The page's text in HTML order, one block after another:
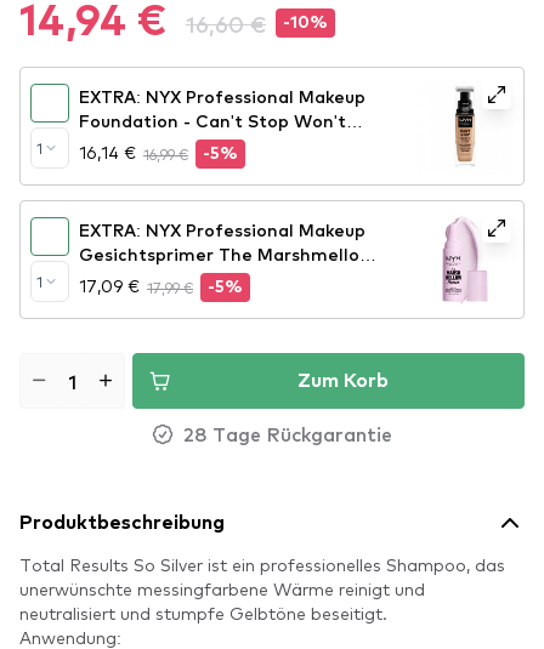
14,94 € 16,60 € -10%
1
EXTRA: NYX Professional Makeup
Foundation - Can't Stop Won't
Stop Full Coverage Foundation -
True Beige (CSWSF08)
16,14 € 16,99 € -5%
1
EXTRA: NYX Professional Makeup
Gesichtsprimer The Marshmellow
Smoothing Primer
17,09 € 17,99 € -5%
Zum Korb
28 Tage Rückgarantie
Produktbeschreibung
Total Results So Silver ist ein professionelles Shampoo, das
unerwünschte messingfarbene Wärme reinigt und
neutralisiert und stumpfe Gelbtöne beseitigt.
Anwendung: